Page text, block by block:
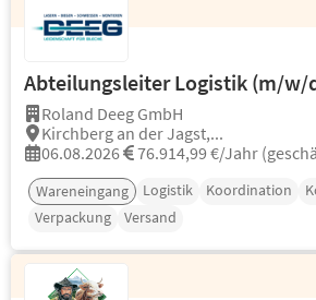
Abteilungsleiter Logistik (m/w/
Roland Deeg GmbH
Kirchberg an der Jagst,...
06.08.2026
76.914,99 €/Jahr
Wareneingang Logistik Koordination
Verpackung
Versand